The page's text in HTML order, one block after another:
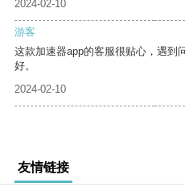
2024-02-10
游客
这款加速器app的客服很贴心，遇到
好。
2024-02-10
友情链接